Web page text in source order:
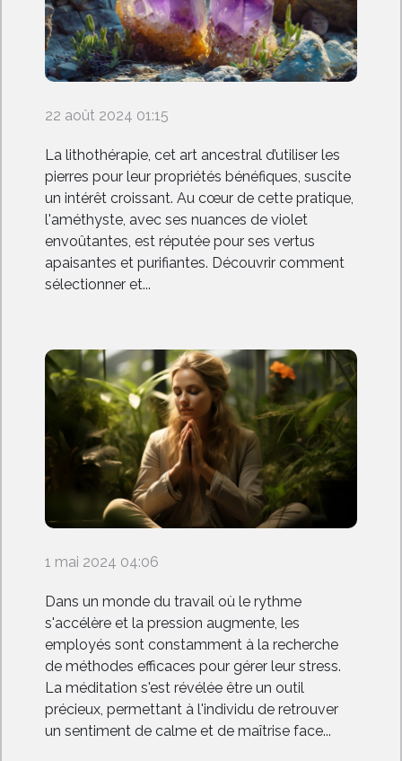
22 août 2024 01:15
La lithothérapie, cet art ancestral d’utiliser les
pierres pour leur propriétés bénéfiques, suscite
un intérêt croissant. Au cœur de cette pratique,
l'améthyste, avec ses nuances de violet
envoûtantes, est réputée pour ses vertus
apaisantes et purifiantes. Découvrir comment
sélectionner et...
1 mai 2024 04:06
Dans un monde du travail où le rythme
s'accélère et la pression augmente, les
employés sont constamment à la recherche
de méthodes efficaces pour gérer leur stress.
La méditation s'est révélée être un outil
précieux, permettant à l'individu de retrouver
un sentiment de calme et de maîtrise face...